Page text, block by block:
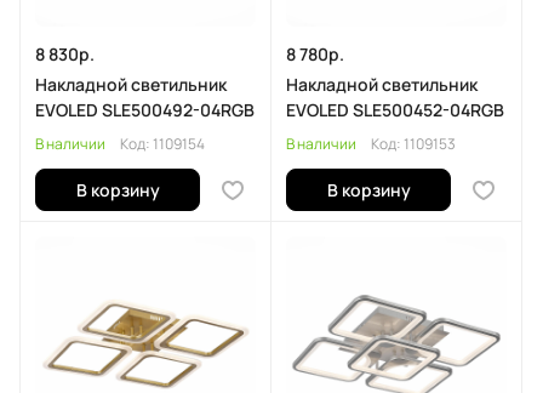
8 830р.
Накладной светильник
EVOLED SLE500492-04RGB
В наличии Код: 1109154
В корзину
8 780р.
Накладной светильник
EVOLED SLE500452-04RGB
В наличии Код: 1109153
В корзину